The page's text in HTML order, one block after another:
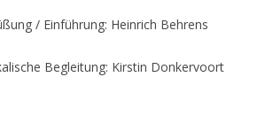
/ Einführung: Heinrich Behrens
Begleitung: Kirstin Donkervoort